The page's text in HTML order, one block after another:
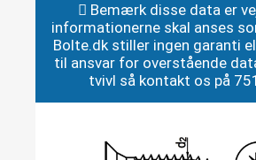
Bemærk disse data er
informationerne skal anses
Bolte.dk stiller ingen garanti
til ansvar for overstående
tvivl så kontakt os på